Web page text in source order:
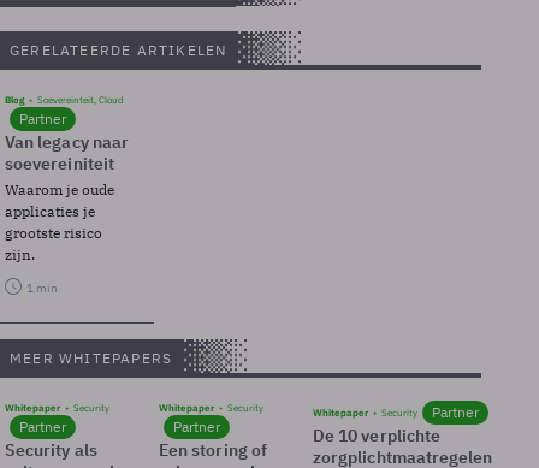
GERELATEERDE ARTIKELEN
Blog Soevereinteit, Cloud
Partner
Van legacy naar
soevereiniteit
Waarom je oude
applicaties je
grootste risico
zijn.
1 min
MEER WHITEPAPERS
Whitepaper Security
Partner
Security als
Whitepaper Security
Partner
Een storing of
Whitepaper Security Partner
De 10 verplichte
zorgplichtmaatregelen